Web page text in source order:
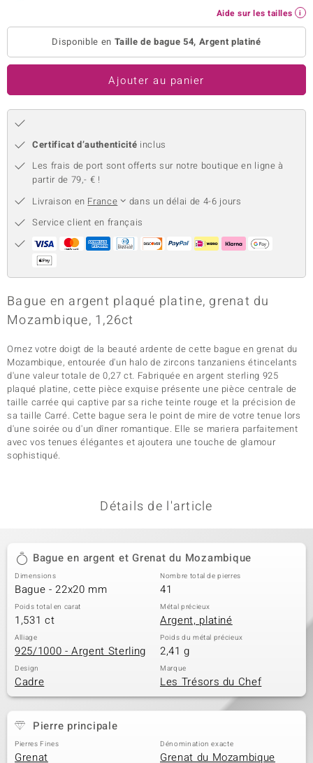
Aide sur les tailles
Disponible en Taille de bague 54, Argent platiné
Ajouter au panier
Certificat d’authenticité inclus
Les frais de port sont offerts sur notre boutique en ligne à
partir de 79,- € !
Livraison en France
dans un délai de 4-6 jours
Service client en français
Bague en argent plaqué platine, grenat du
Mozambique, 1,26ct
Ornez votre doigt de la beauté ardente de cette bague en grenat du
Mozambique, entourée d'un halo de zircons tanzaniens étincelants
d'une valeur totale de 0,27 ct. Fabriquée en argent sterling 925
plaqué platine, cette pièce exquise présente une pièce centrale de
taille carrée qui captive par sa riche teinte rouge et la précision de
sa taille Carré. Cette bague sera le point de mire de votre tenue lors
d'une soirée ou d'un dîner romantique. Elle se mariera parfaitement
avec vos tenues élégantes et ajoutera une touche de glamour
sophistiqué.
Détails de l'article
Bague en argent et Grenat du Mozambique
Dimensions
Bague - 22x20 mm
Nombre total de pierres
41
Poids total en carat
1,531 ct
Métal précieux
Argent, platiné
Alliage
925/1000 - Argent Sterling
Poids du métal précieux
2,41 g
Design
Cadre
Marque
Les Trésors du Chef
Pierre principale
Pierres Fines
Grenat
Dénomination exacte
Grenat du Mozambique